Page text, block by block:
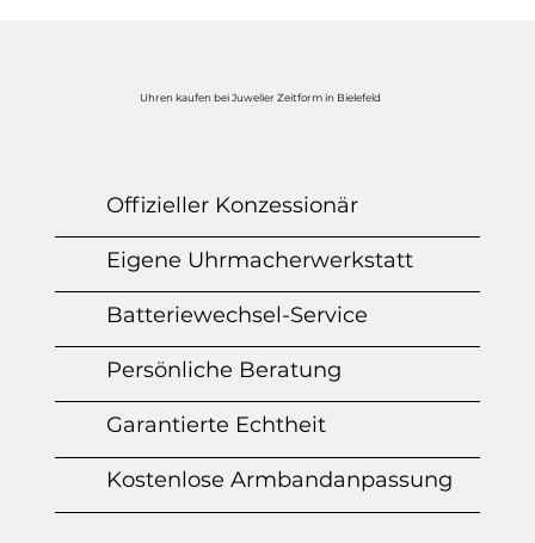
Uhren kaufen bei Juwelier Zeitform in Bielefeld
Offizieller Konzessionär
Eigene Uhrmacherwerkstatt
Batteriewechsel-Service
Persönliche Beratung
Garantierte Echtheit
Kostenlose Armbandanpassung